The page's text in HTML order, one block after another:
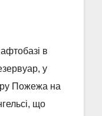
в
у
Пожежа на
що